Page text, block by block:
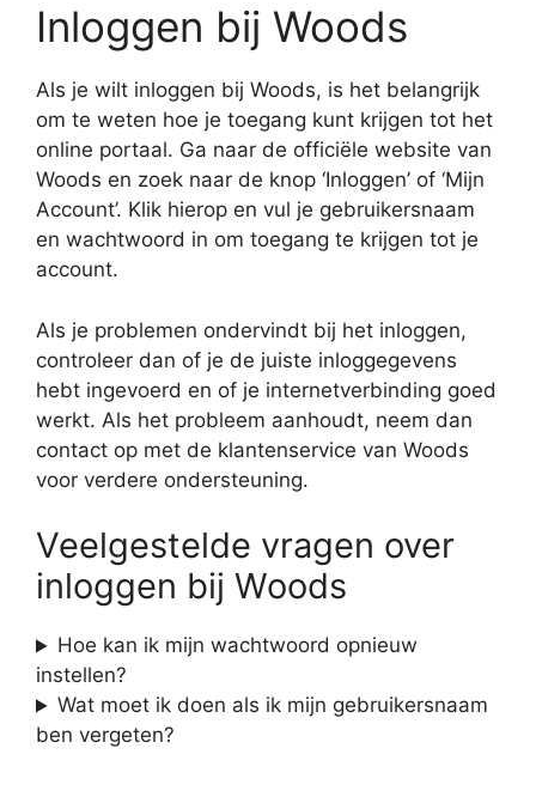
Inloggen bij Woods
Als je wilt inloggen bij Woods, is het belangrijk
om te weten hoe je toegang kunt krijgen tot het
online portaal. Ga naar de officiële website van
Woods en zoek naar de knop ‘Inloggen’ of ‘Mijn
Account’. Klik hierop en vul je gebruikersnaam
en wachtwoord in om toegang te krijgen tot je
account.
Als je problemen ondervindt bij het inloggen,
controleer dan of je de juiste inloggegevens
hebt ingevoerd en of je internetverbinding goed
werkt. Als het probleem aanhoudt, neem dan
contact op met de klantenservice van Woods
voor verdere ondersteuning.
Veelgestelde vragen over
inloggen bij Woods
Hoe kan ik mijn wachtwoord opnieuw
instellen?
Wat moet ik doen als ik mijn gebruikersnaam
ben vergeten?